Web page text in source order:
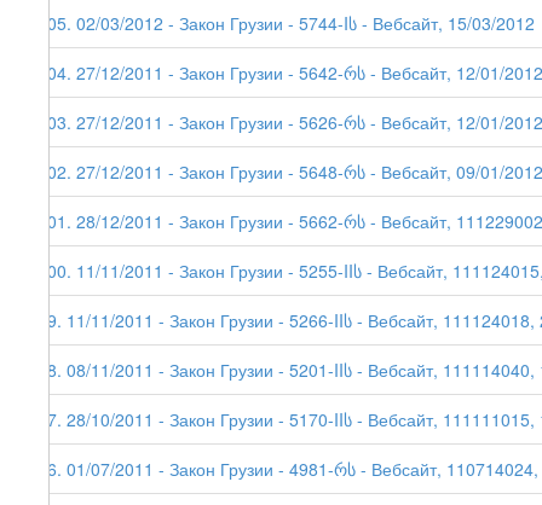
105. 02/03/2012 - Закон Грузии - 5744-Iს - Вебсайт, 15/03/2012
104. 27/12/2011 - Закон Грузии - 5642-რს - Вебсайт, 12/01/2012
103. 27/12/2011 - Закон Грузии - 5626-რს - Вебсайт, 12/01/2012
102. 27/12/2011 - Закон Грузии - 5648-რს - Вебсайт, 09/01/2012
101. 28/12/2011 - Закон Грузии - 5662-რს - Вебсайт,
100. 11/11/2011 - Закон Грузии - 5255-IIს - Вебсайт,
99. 11/11/2011 - Закон Грузии - 5266-IIს - Вебсайт,
98. 08/11/2011 - Закон Грузии - 5201-IIს - Вебсайт,
97. 28/10/2011 - Закон Грузии - 5170-IIს - Вебсайт,
96. 01/07/2011 - Закон Грузии - 4981-რს - Вебсайт,